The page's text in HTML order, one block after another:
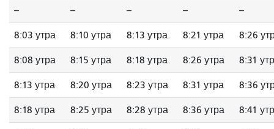
-- -- -- -- --
8:03 утра 8:10 утра 8:13 утра 8:21 утра 8:26
8:08 утра 8:15 утра 8:18 утра 8:26 утра 8:31
8:13 утра 8:20 утра 8:23 утра 8:31 утра 8:36
8:18 утра 8:25 утра 8:28 утра 8:36 утра 8:41